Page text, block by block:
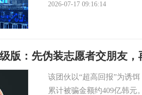
2026-07-17 09:16:14
版：先伪装志愿者交朋友
该团伙以“超高回报”为诱
累计被骗金额约409亿韩元